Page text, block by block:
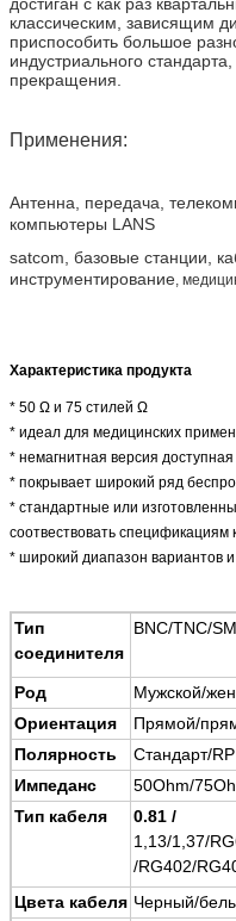
классическим, зависящим
приспособить большое
индустриального
прекращения.
Применения:
Антенна, передача,
компьютеры LANS
satcom, базовые станции,
инструментирование,
Характеристика продукта
* 50 Ω и 75 стилей Ω
* идеал для медицинских
* немагнитная версия доступная
* покрывает широкий ряд
* стандартные или
соотвествовать спецификациям
* широкий диапазон вариантов
Тип
соединителя
BNC/TNC/
Род
Мужской/
Ориентация
Прямой/
Полярность
Стандарт/RP
Импеданс
50Ohm/
Тип кабеля
0.81 /
1,13/1,37/
/RG402/
Цвета кабеля Черный/